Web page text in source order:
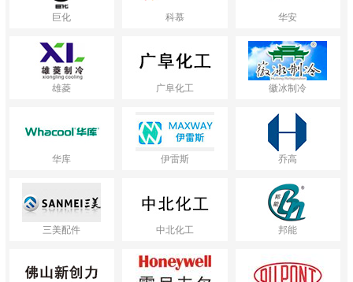
巨化 科慕 华安
雄菱 广阜化工 徽冰制冷
华库 伊雷斯 乔高
三美配件 中北化工 邦能